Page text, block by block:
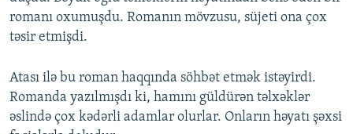
romanı oxumuşdu. Romanın mövzusu, süjeti ona çox
təsir etmişdi.
Atası ilə bu roman haqqında söhbət etmək istəyirdi.
Romanda yazılmışdı ki, hamını güldürən təlxəklər
əslində çox kədərli adamlar olurlar. Onların həyatı şəxsi